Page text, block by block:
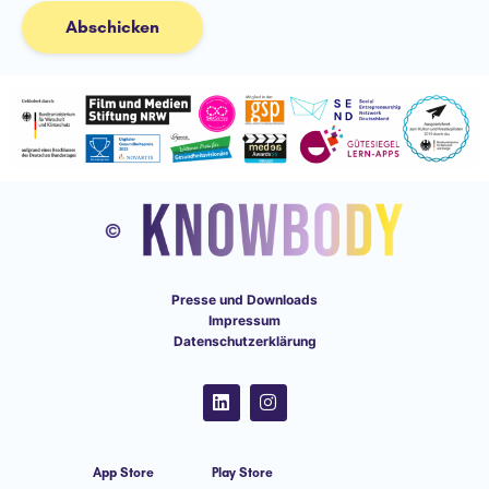
t
t
r
Abschicken
Presse und Downloads
Impressum
Datenschutzerklärung
L
i
n
e
d
I
n
s
a
g
App Store Play Store